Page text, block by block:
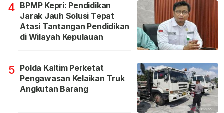
4 BPMP Kepri: Pendidikan
Jarak Jauh Solusi Tepat
Atasi Tantangan Pendidikan
di Wilayah Kepulauan
5 Polda Kaltim Perketat
Pengawasan Kelaikan Truk
Angkutan Barang